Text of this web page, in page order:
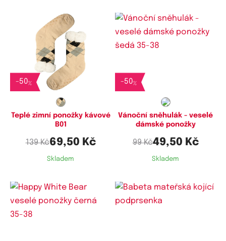
-50%
Dostupné velikosti:
42-44
Teplé zimní ponožky kávové
B01
139 Kč69,50 Kč
Skladem
-50%
Vánoční sněhulák - veselé
dámské ponožky
99 Kč49,50 Kč
Skladem